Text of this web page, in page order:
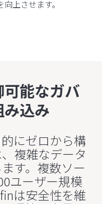
上させます。
能なガバ
込み
にゼロから構
複雑なデータ
す。複数ソー
ユーザー規模
は安全性を維